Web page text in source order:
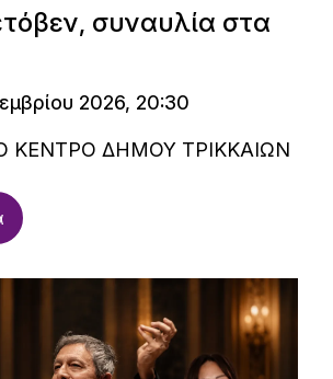
συναυλία στα
2026, 20:30
ΚΕΝΤΡΟ ΔΗΜΟΥ ΤΡΙΚΚΑΙΩΝ